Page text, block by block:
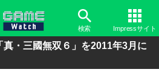
検索 Impressサイト
・三國無双６」を2011年3月に